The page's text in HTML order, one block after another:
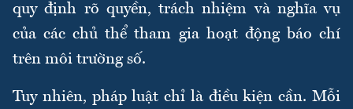
quy định rõ quyền, trách nhiệm và nghĩa vụ
của các chủ thể tham gia hoạt động báo chí
trên môi trường số.
Tuy nhiên, pháp luật chỉ là điều kiện cần. Mỗi